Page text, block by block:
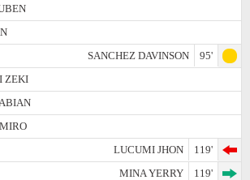
SANCHEZ DAVINSON
95'
ZEKI
LUCUMI JHON
119'
MINA YERRY
119'